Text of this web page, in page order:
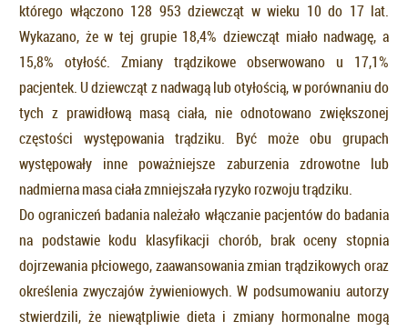
którego włączono 128 953 dziewcząt w wieku 10 do 17 lat.
Wykazano, że w tej grupie 18,4% dziewcząt miało nadwagę, a
15,8% otyłość. Zmiany trądzikowe obserwowano u 17,1%
pacjentek. U dziewcząt z nadwagą lub otyłością, w porównaniu do
tych z prawidłową masą ciała, nie odnotowano zwiększonej
częstości występowania trądziku. Być może obu grupach
występowały inne poważniejsze zaburzenia zdrowotne lub
nadmierna masa ciała zmniejszała ryzyko rozwoju trądziku.
Do ograniczeń badania należało włączanie pacjentów do badania
na podstawie kodu klasyfikacji chorób, brak oceny stopnia
dojrzewania płciowego, zaawansowania zmian trądzikowych oraz
określenia zwyczajów żywieniowych. W podsumowaniu autorzy
stwierdzili, że niewątpliwie dieta i zmiany hormonalne mogą